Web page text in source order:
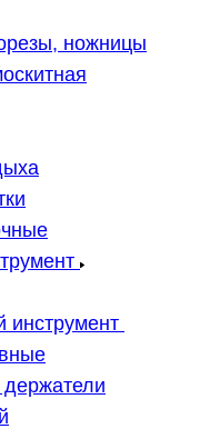
ножницы
инструмент